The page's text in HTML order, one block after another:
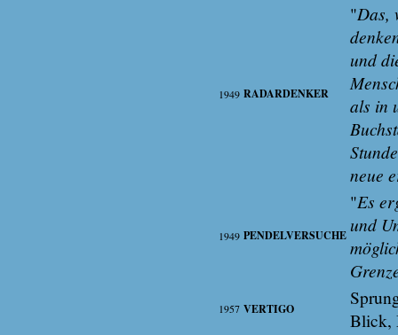
1949 RADARDENKER
"Das,
und
als in
neue
1949 PENDELVERSUCHE
"Es
und
1957 VERTIGO
Blick,